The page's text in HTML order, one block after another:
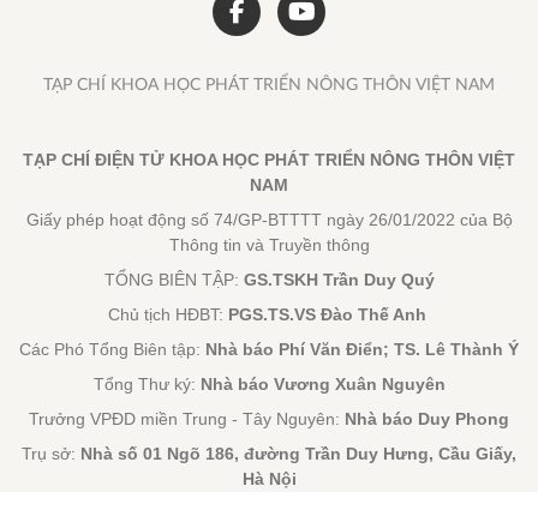
TẠP CHÍ KHOA HỌC PHÁT TRIỂN NÔNG THÔN VIỆT NAM
TẠP CHÍ ĐIỆN TỬ KHOA HỌC PHÁT TRIỂN NÔNG THÔN VIỆT
NAM
Giấy phép hoạt động số 74/GP-BTTTT ngày 26/01/2022 của Bộ
Thông tin và Truyền thông
TỔNG BIÊN TẬP: GS.TSKH Trần Duy Quý
Chủ tịch HĐBT: PGS.TS.VS Đào Thế Anh
Các Phó Tổng Biên tập: Nhà báo Phí Văn Điển; TS. Lê Thành Ý
Tổng Thư ký: Nhà báo Vương Xuân Nguyên
Trưởng VPĐD miền Trung - Tây Nguyên: Nhà báo Duy Phong
Trụ sở: Nhà số 01 Ngõ 186, đường Trần Duy Hưng, Cầu Giấy,
Hà Nội